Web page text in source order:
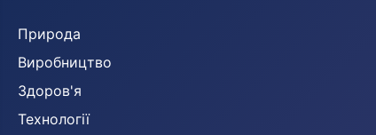
Природа
Виробництво
Здоров'я
Технології